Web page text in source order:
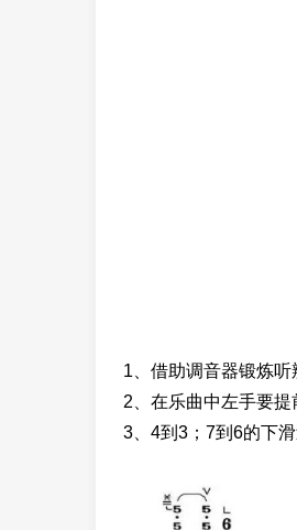
1、借助调音器锻炼听
2、在乐曲中左手要
3、4到3；7到6的下